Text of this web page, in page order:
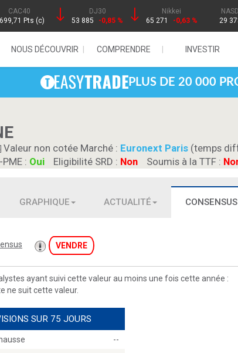
CAC40
Pts (c)
DJ30
53 885
-0,85 %
Nikkei
65 271
-0,63 %
29
NOUS DÉCOUVRIR COMPRENDRE INVESTIR
PLUS DE 20 000
Valeur non cotée Marché : Euronext Paris (temps
PME : Oui Eligibilité SRD : Non Soumis à la TTF :
GRAPHIQUE ACTUALITÉ CONSENSUS
VENDRE
ayant suivi cette valeur au moins une fois cette année :
ne suit cette valeur.
SUR 75 JOURS
--